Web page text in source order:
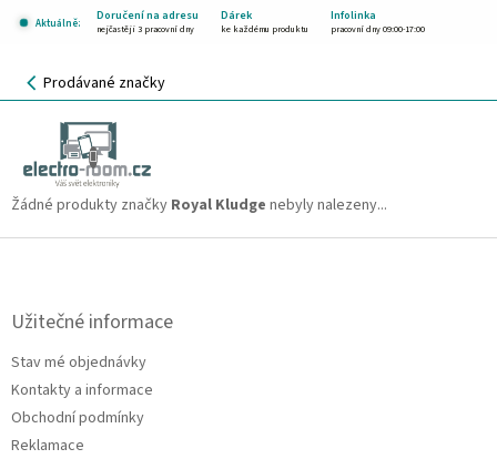
Aktuálně:
Doručení na adresu Dárek Infolinka
nejčastěji 3 pracovní dny ke každému produktu pracovní dny 09:00-17:00
NÁKUPNÍ
KOŠÍK
Prodávané značky
Royal Kludge
Žádné produkty značky Royal Kludge nebyly nalezeny...
Z
Užitečné informace
Stav mé objednávky
Kontakty a informace
Obchodní podmínky
Reklamace